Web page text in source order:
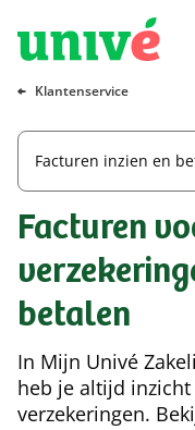
Naar hoofdinhoud
Naar hoofdnavigatie
Naar footer
Klantenservice
Facturen inzien en
Facturen
betalen
In Mijn Univé
heb je altijd
verzekeringen.